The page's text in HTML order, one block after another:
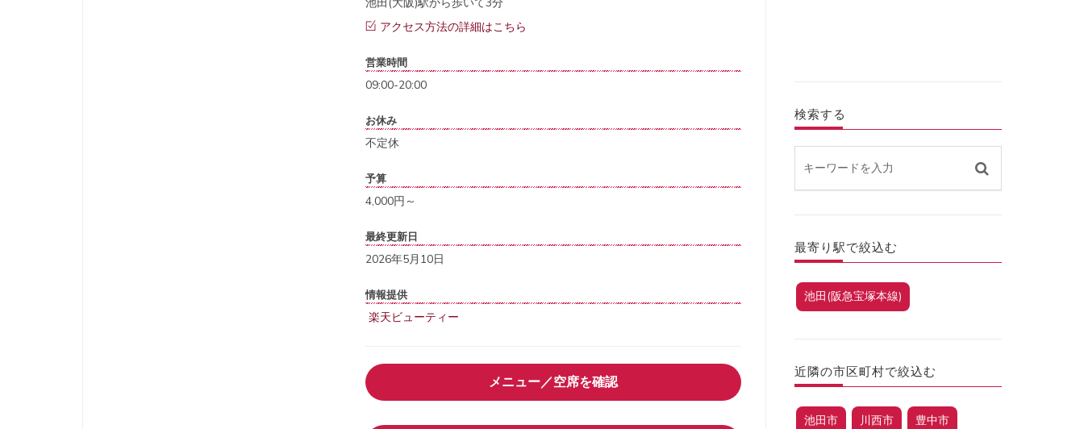
アクセス方法の詳細はこちら
営業時間
09:00-20:00
お休み
不定休
予算
4,000円～
最終更新日
2026年5月10日
情報提供
楽天ビューティー
メニュー／空席を確認
検索する
最寄り駅で絞込む
池田(阪急宝塚本線)
近隣の市区町村で絞込む
池田市 川西市 豊中市